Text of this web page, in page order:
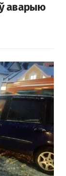
аварыю